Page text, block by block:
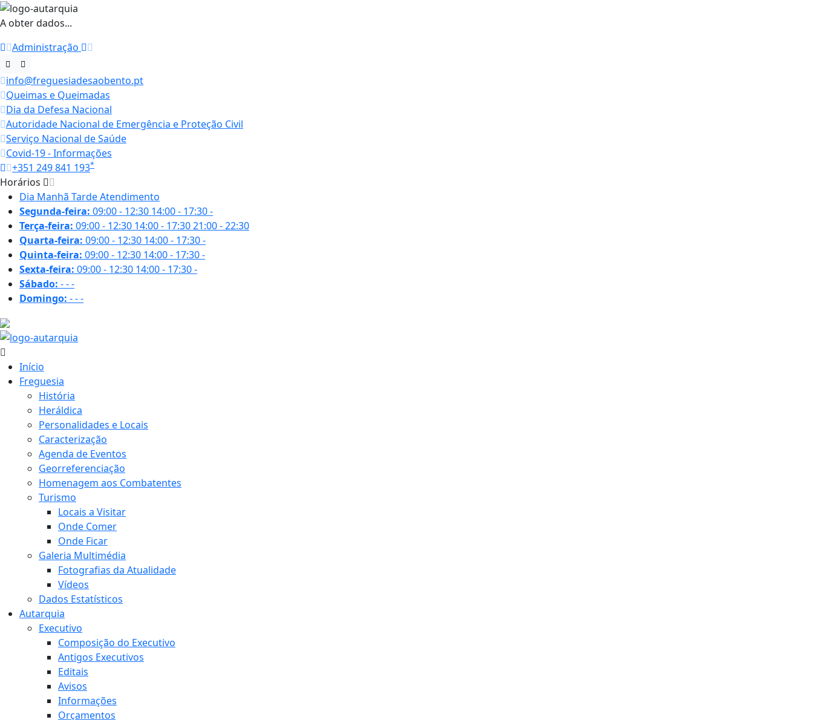
A obter dados...
Administração
info@freguesiadesaobento.pt
Queimas e Queimadas
Dia da Defesa Nacional
Autoridade Nacional de Emergência e Proteção Civil
Serviço Nacional de Saúde
Covid-19 - Informações
+351 249 841 193*
Horários
Dia Manhã TardeAtendimento
Segunda-feira: 09:00 - 12:30 14:00 - 17:30-
Terça-feira: 09:00 - 12:30 14:00 - 17:3021:00 - 22:30
Quarta-feira: 09:00 - 12:30 14:00 - 17:30-
Quinta-feira: 09:00 - 12:30 14:00 - 17:30-
Sexta-feira: 09:00 - 12:30 14:00 - 17:30-
Sábado: ---
Domingo: ---
Início
Freguesia
História
Heráldica
Personalidades e Locais
Caracterização
Agenda de Eventos
Georreferenciação
Homenagem aos Combatentes
Turismo
Locais a Visitar
Onde Comer
Onde Ficar
Galeria Multimédia
Fotografias da Atualidade
Vídeos
Dados Estatísticos
Autarquia
Executivo
Composição do Executivo
Antigos Executivos
Editais
Avisos
Informações
Orçamentos